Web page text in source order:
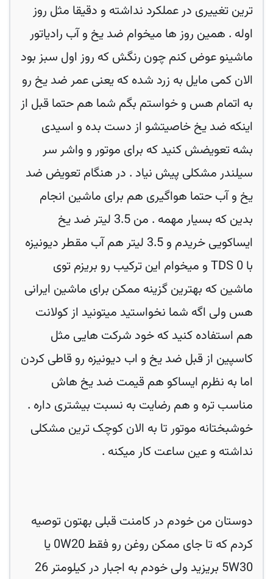
ترین تغییری در عملکرد نداشته و دقیقا مثل روز
اوله . همین روز ها میخوام ضد یخ و آب رادیاتور
ماشینو عوض کنم چون رنگش که روز اول سبز بود
الان کمی مایل به زرد شده که یعنی عمر ضد یخ رو
به اتمام هس و خواستم بگم شما هم حتما قبل از
اینکه ضد یخ خاصیتشو از دست بده و اسیدی
بشه تعویضش کنید که برای موتور و واشر سر
سیلندر مشکلی پیش نیاد . در هنگام تعویض ضد
یخ و آب حتما هواگیری هم برای ماشین انجام
بدین که بسیار مهمه . من 3.5 لیتر ضد یخ
ایساکویی خریدم و 3.5 لیتر هم آب مقطر دیونیزه
با TDS 0 و میخوام این ترکیب رو بریزم توی
ماشین که بهترین گزینه ممکن برای ماشین ایرانی
هس ولی اگه شما نخواستید میتونید از کولانت
هم استفاده کنید که خود شرکت هایی مثل
کاسپین از قبل ضد یخ و اب دیونیزه رو قاطی کردن
اما به نظرم ایساکو هم قیمت ضد یخ هاش
مناسب تره و هم رضایت به نسبت بیشتری داره .
خوشبختانه موتور تا به الان کوچک ترین مشکلی
دوستان من خودم در کامنت قبلی بهتون توصیه
کردم که تا جای ممکن روغن رو فقط 0W20 یا
5W30 بریزید ولی خودم به اجبار در کیلومتر 26